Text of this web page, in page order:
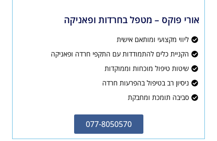
אורי פוקס – מטפל בחרדות ופאניקה
ליווי מקצועי ומותאם אישית
הקניית כלים להתמודדות עם התקפי חרדה ופאניקה
שיטות טיפול מוכחות וממוקדות
ניסיון רב בטיפול בהפרעות חרדה
סביבה תומכת ומחבקת
077-8050570